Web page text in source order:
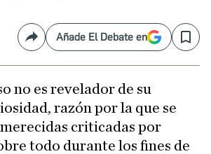
CompartirAñade El Debate en Save
no es revelador de su
razón por la que se
criticadas por
todo durante los fines de